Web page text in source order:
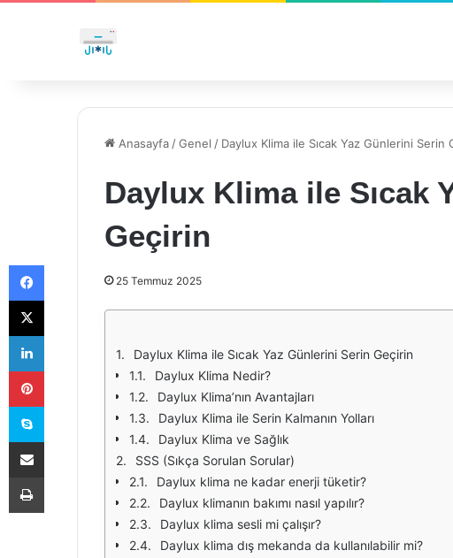
Anasayfa /Genel / Daylux Klima ile Sıcak Yaz Günlerini Serin
Daylux Klima ile Sıcak
Geçirin
25 Temmuz 2025
Daylux Klima ile Sıcak Yaz Günlerini Serin Geçirin
Daylux Klima Nedir?
Daylux Klima’nın Avantajları
Daylux Klima ile Serin Kalmanın Yolları
Daylux Klima ve Sağlık
SSS (Sıkça Sorulan Sorular)
Daylux klima ne kadar enerji tüketir?
Daylux klimanın bakımı nasıl yapılır?
Daylux klima sesli mi çalışır?
Daylux klima dış mekanda da kullanılabilir mi?
Facebook
X
LinkedIn
Pinterest
Skype
E-Posta ile paylaş